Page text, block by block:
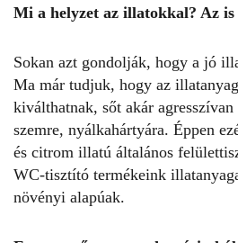
Mi a helyzet az illatokkal? Az
Sokan azt gondolják, hogy a jó
Ma már tudjuk, hogy az
kiválthatnak, sőt akár
szemre, nyálkahártyára. Éppen
és citrom illatú általános
WC-tisztító termékeink
növényi alapúak.